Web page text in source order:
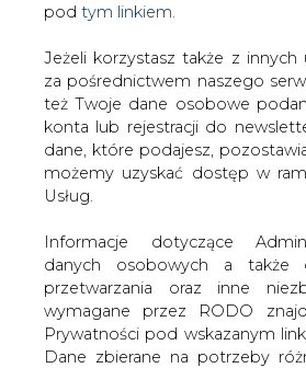
WŁĄCZ CIRE.TV
pod tym linkiem.
Jeżeli korzystasz także z innych
za pośrednictwem naszego
też Twoje dane osobowe
konta lub rejestracji do
dane, które podajesz,
możemy uzyskać dostęp w
Usług.
Informacje dotyczące
danych osobowych a także
przetwarzania oraz inne
wymagane przez RODO
Prywatności pod wskazanym
Dane zbierane na potrzeby
Strona główna GOSPODARKA I
kupił 90 proc. udziałów w spółce
2023-03-07 17:00